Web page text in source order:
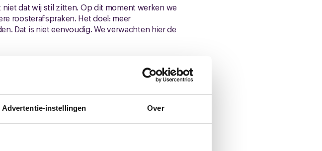
Advertentie-instellingen Over
dat wij stil zitten. Op dit moment werken we
roosterafspraken. Het doel: meer
Dat is niet eenvoudig. We verwachten hier de
ruimte en de toenemende onveiligheid in de
naar - met name jonge - beveiligers die hier
of onze vakgroep.